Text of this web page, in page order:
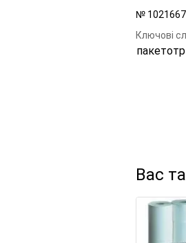
№
Ключові
Вас